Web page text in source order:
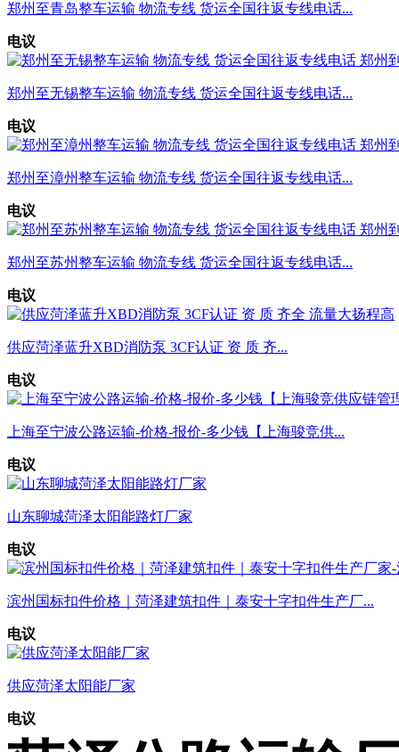
郑州至青岛整车运输 物流专线 货运全国往返专线电话...
电议
郑州至无锡整车运输 物流专线 货运全国往返专线电话...
电议
郑州至漳州整车运输 物流专线 货运全国往返专线电话...
电议
郑州至苏州整车运输 物流专线 货运全国往返专线电话...
电议
供应菏泽蓝升XBD消防泵 3CF认证 资 质 齐...
电议
上海至宁波公路运输-价格-报价-多少钱【上海骏竞供...
电议
山东聊城菏泽太阳能路灯厂家
电议
滨州国标扣件价格｜菏泽建筑扣件｜泰安十字扣件生产厂...
电议
供应菏泽太阳能厂家
电议